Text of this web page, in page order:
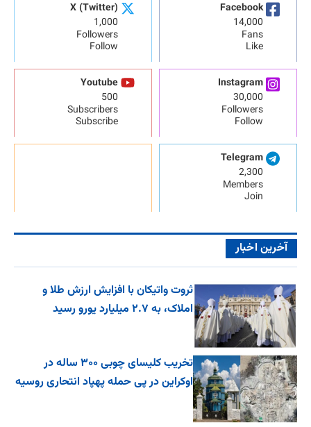
Facebook
14,000
Fans
Like
X (Twitter)
1,000
Followers
Follow
Instagram
30,000
Followers
Follow
Youtube
500
Subscribers
Subscribe
Telegram
2,300
Members
Join
آخرین اخبار
ثروت واتیکان با افزایش ارزش طلا و
املاک، به ۲.۷ میلیارد یورو رسید
تخریب کلیسای چوبی ۳۰۰ ساله در
اوکراین در پی حمله پهپاد انتحاری روسیه